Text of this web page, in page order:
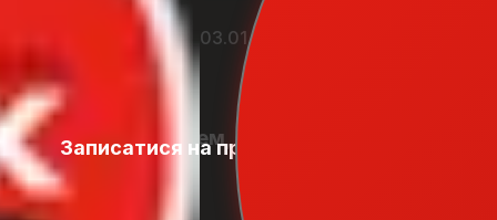
Записатися на пробний урок
03.01.2026
Приветствуем, дорогие друзья!